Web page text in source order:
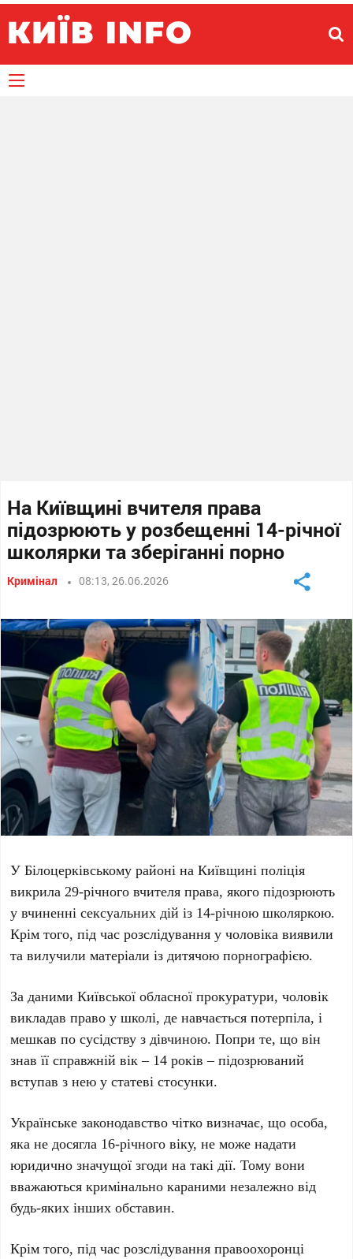
На Київщині вчителя права
підозрюють у розбещенні 14-річної
школярки та зберіганні порно
Кримінал 08:13, 26.06.2026
УБілоцерківському районі наКиївщині поліція
викрила29-річного вчителя права, якого підозрюють
у вчиненні сексуальних дій із 14-річною школяркою.
Крім того, під час розслідування у чоловіка виявили
та вилучили матеріали із дитячою порнографією.
За данимиКиївської обласної прокуратури, чоловік
викладав право у школі, де навчається потерпіла, і
мешкав по сусідству з дівчиною. Попри те, що він
знав її справжній вік – 14 років – підозрюваний
вступав з нею у статеві стосунки.
Українське законодавство чітко визначає, що особа,
яка не досягла 16-річного віку, не може надати
юридично значущої згоди на такі дії. Тому вони
вважаються кримінально караними незалежно від
будь-яких інших обставин.
Крім того, під час розслідування правоохоронці